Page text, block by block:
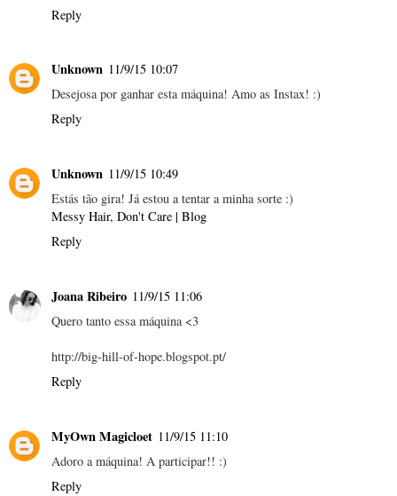
Reply
Unknown 11/9/15 10:07
Desejosa por ganhar esta máquina! Amo as Instax! :)
Reply
Unknown 11/9/15 10:49
Estás tão gira! Já estou a tentar a minha sorte :)
Messy Hair, Don't Care | Blog
Reply
Joana Ribeiro 11/9/15 11:06
Quero tanto essa máquina <3
http://big-hill-of-hope.blogspot.pt/
Reply
MyOwn Magicloet 11/9/15 11:10
Adoro a máquina! A participar!! :)
Reply